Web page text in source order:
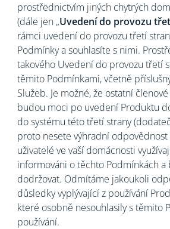
prostřednictvím jiných chytrých
(dále jen „Uvedení do provozu
rámci uvedení do provozu třetí
Podmínky a souhlasíte s nimi.
takového Uvedení do provozu třetí
těmito Podmínkami, včetně
Služeb. Je možné, že ostatní
budou moci po uvedení Produktu
do systému této třetí strany
proto nesete výhradní odpovědnost
uživatelé ve vaší domácnosti
informováni o těchto Podmínkách a
dodržovat. Odmítáme jakoukoli
důsledky vyplývající z používání
které osobně nesouhlasily s těmito
používání.